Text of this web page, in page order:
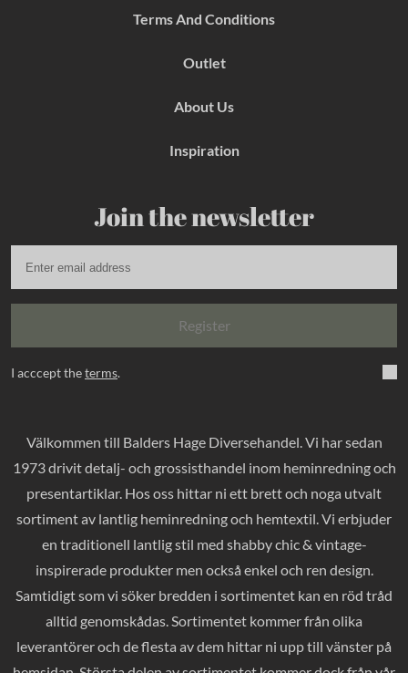
Terms And Conditions
Outlet
About Us
Inspiration
Join the newsletter
Register
I acccept theterms.
Välkommen till Balders Hage Diversehandel. Vi har sedan
1973 drivit detalj- och grossisthandel inom heminredning och
presentartiklar. Hos oss hittar ni ett brett och noga utvalt
sortiment av lantlig heminredning och hemtextil. Vi erbjuder
en traditionell lantlig stil med shabby chic & vintage-
inspirerade produkter men också enkel och ren design.
Samtidigt som vi söker bredden i sortimentet kan en röd tråd
alltid genomskådas. Sortimentet kommer från olika
leverantörer och de flesta av dem hittar ni upp till vänster på